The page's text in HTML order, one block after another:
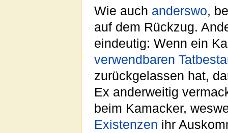
Wie auch anderswo,
auf dem Rückzug.
eindeutig: Wenn ein
verwendbaren
zurückgelassen hat,
Ex anderweitig
beim Kamacker,
Existenzen ihr